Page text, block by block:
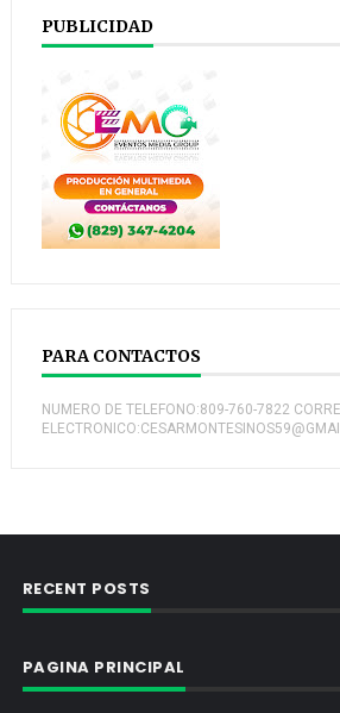
PUBLICIDAD
PARA CONTACTOS
NUMERO DE TELEFONO:809-760-7822
RECENT POSTS
PAGINA PRINCIPAL